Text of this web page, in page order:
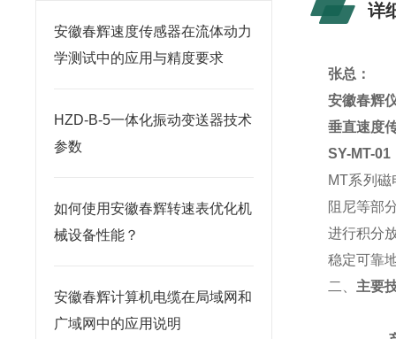
安徽春辉速度传感器在流体动力
学测试中的应用与精度要求
HZD-B-5一体化振动变送器技术
参数
如何使用安徽春辉转速表优化机
械设备性能？
安徽春辉计算机电缆在局域网和
广域网中的应用说明
详
张总：
安徽春辉
垂直速度
SY-MT-01
MT系列
阻尼等部
进行积分
稳定可靠
二、 主要